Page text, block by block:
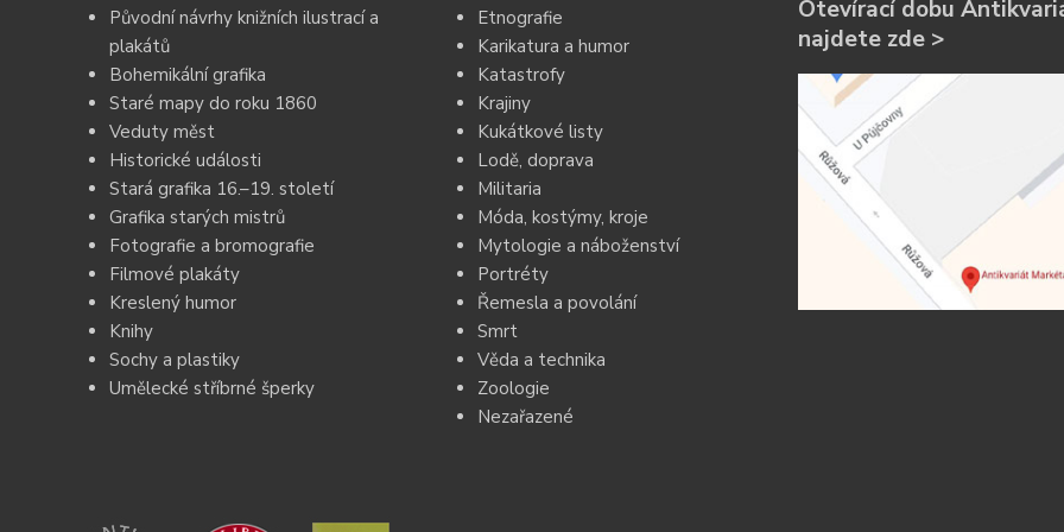
Původní návrhy knižních ilustrací a
plakátů
Bohemikální grafika
Staré mapy do roku 1860
Veduty měst
Historické události
Stará grafika 16.–19. století
Grafika starých mistrů
Fotografie a bromografie
Filmové plakáty
Kreslený humor
Knihy
Sochy a plastiky
Umělecké stříbrné šperky
Etnografie
Karikatura a humor
Katastrofy
Krajiny
Kukátkové listy
Lodě, doprava
Militaria
Móda, kostýmy, kroje
Mytologie a náboženství
Portréty
Řemesla a povolání
Smrt
Věda a technika
Zoologie
Nezařazené
Otevírací dobu
najdete zde >